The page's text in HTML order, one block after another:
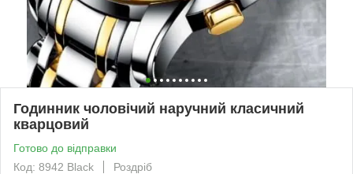
Годинник чоловічий наручний класичний
кварцовий
Готово до відправки
Код: 8942 Black
Роздріб